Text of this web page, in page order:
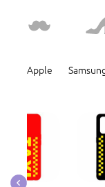
Apple